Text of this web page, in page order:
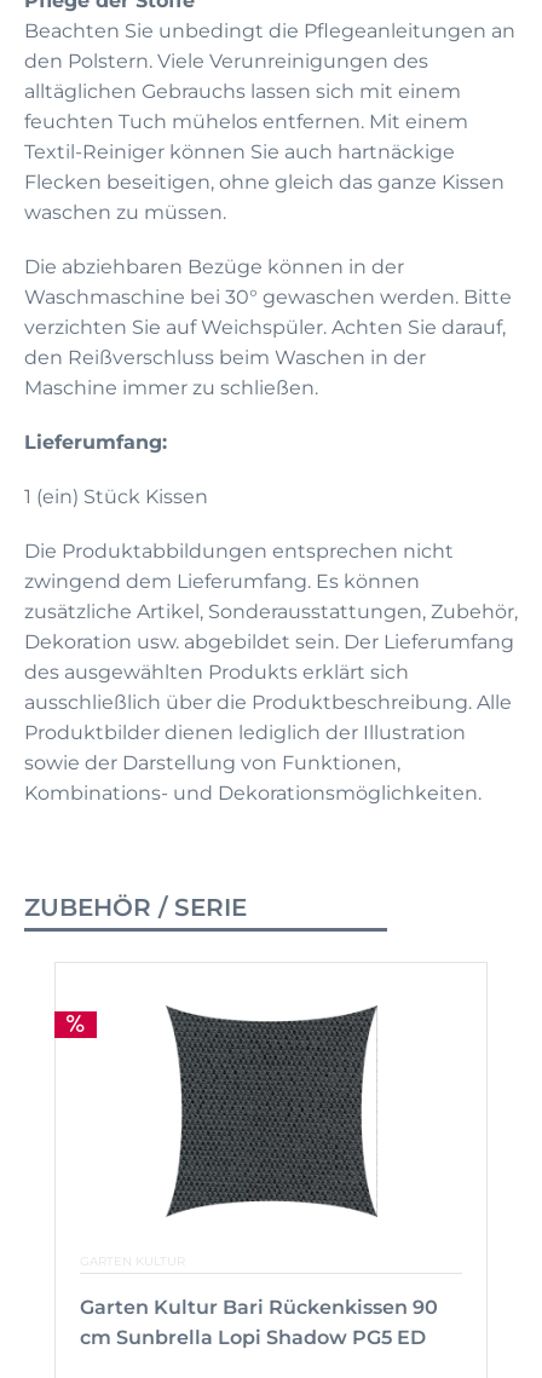
Beachten Sie unbedingt die Pflegeanleitungen an
den Polstern. Viele Verunreinigungen des
alltäglichen Gebrauchs lassen sich mit einem
feuchten Tuch mühelos entfernen. Mit einem
Textil-Reiniger können Sie auch hartnäckige
Flecken beseitigen, ohne gleich das ganze Kissen
waschen zu müssen.
Die abziehbaren Bezüge können in der
Waschmaschine bei 30° gewaschen werden. Bitte
verzichten Sie auf Weichspüler. Achten Sie darauf,
den Reißverschluss beim Waschen in der
Maschine immer zu schließen.
Lieferumfang:
1 (ein) Stück Kissen
Die Produktabbildungen entsprechen nicht
zwingend dem Lieferumfang. Es können
zusätzliche Artikel, Sonderausstattungen, Zubehör,
Dekoration usw. abgebildet sein. Der Lieferumfang
des ausgewählten Produkts erklärt sich
ausschließlich über die Produktbeschreibung. Alle
Produktbilder dienen lediglich der Illustration
sowie der Darstellung von Funktionen,
Kombinations- und Dekorationsmöglichkeiten.
ZUBEHÖR / SERIE
GARTEN KULTUR
Garten Kultur Bari Rückenkissen 90
cm Sunbrella Lopi Shadow PG5 ED